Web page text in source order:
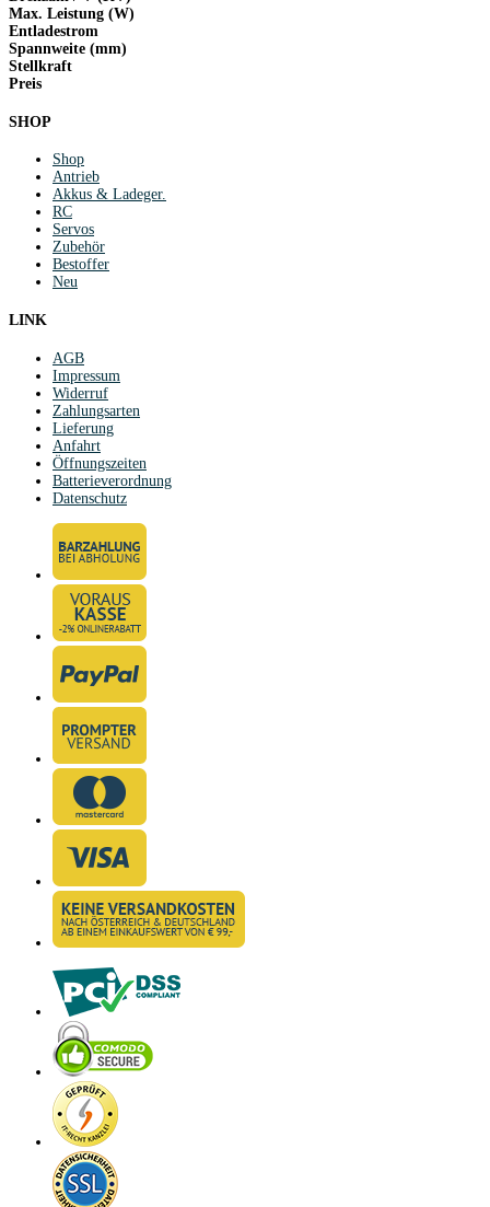
Max. Leistung (W)
Entladestrom
Spannweite (mm)
Stellkraft
Preis
SHOP
Shop
Antrieb
Akkus & Ladeger.
RC
Servos
Zubehör
Bestoffer
Neu
LINK
AGB
Impressum
Widerruf
Zahlungsarten
Lieferung
Anfahrt
Öffnungszeiten
Batterieverordnung
Datenschutz